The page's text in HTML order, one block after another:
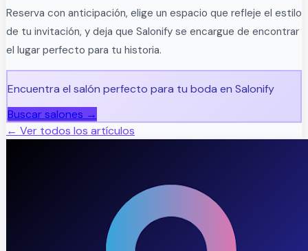
Reserva con anticipación, elige un espacio que refleje el estilo
de tu invitación, y deja que Salonify se encargue de encontrar
el lugar perfecto para tu historia.
Encuentra el salón perfecto para tu boda en Salonify
Buscar salones →
← Ver todos los artículos